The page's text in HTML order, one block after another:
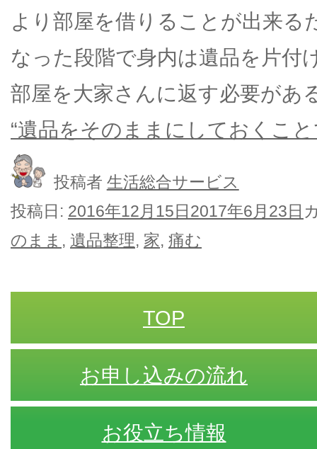
より部屋を借りることが出来る
なった段階で身内は遺品を片付
部屋を大家さんに返す必要があ
“遺品をそのままにしておくこ
投稿者 生活総合サービス
投稿日: 2016年12月15日2017年6月23日
のまま , 遺品整理, 家, 痛む
TOP
お申し込みの流れ
お役立ち情報